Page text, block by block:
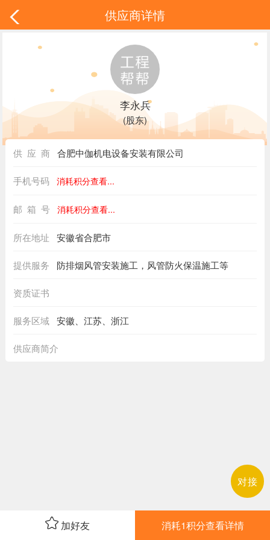
对接
供应商详情
李永兵
(股东)
供 应 商 合肥中伽机电设备安装有限公司
手机号码 消耗积分查看...
邮 箱 号 消耗积分查看...
所在地址 安徽省合肥市
提供服务 防排烟风管安装施工，风管防火保温施工等
资质证书
服务区域 安徽、江苏、浙江
供应商简介
加好友 消耗1积分查看详情